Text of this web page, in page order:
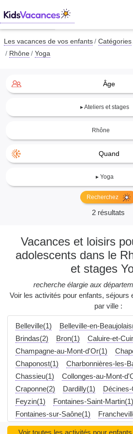
Les vacances de vos enfants Catégories
Rhône
Yoga
Âge
▸ Ateliers et stages
Rhône
Quand
▸ Yoga
Recherchez
2 résultats
Vacances et loisirs
adolescents dans le
et stages
recherche élargie aux
Voir les activités pour enfants, séjours
par ville :
Belleville(1) Belleville-en-
Brindas(2)
Bron(1)
Caluire-et-
Champagne-au-Mont-d'Or(1)
Chaponost(1)
Charbonnières-les-
Chassieu(1)
Collonges-au-Mont-
Craponne(2)
Dardilly(1)
Feyzin(1)
Fontaines-Saint-Martin(1)
Fontaines-sur-Saône(1)
Grézieu-la-Varenne(2)
La